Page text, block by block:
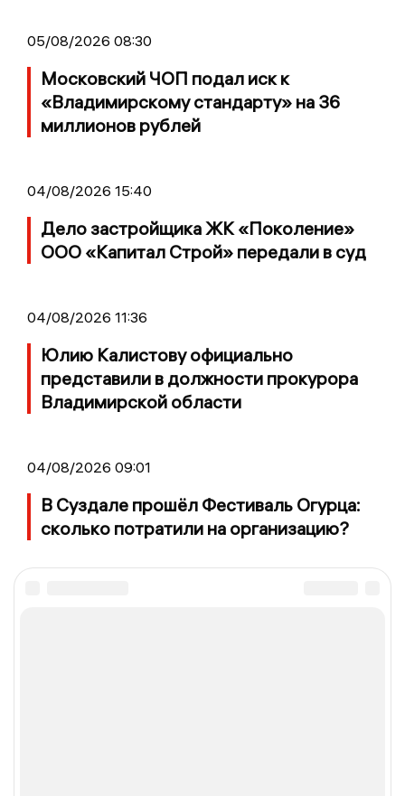
05/08/2026 08:30
Московский ЧОП подал иск к
«Владимирскому стандарту» на 36
миллионов рублей
04/08/2026 15:40
Дело застройщика ЖК «Поколение»
ООО «Капитал Строй» передали в суд
04/08/2026 11:36
Юлию Калистову официально
представили в должности прокурора
Владимирской области
04/08/2026 09:01
В Суздале прошёл Фестиваль Огурца:
сколько потратили на организацию?